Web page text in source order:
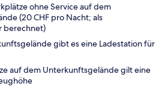
ohne Service auf dem
(20 CHF pro Nacht; als
berechnet)
gibt es eine Ladestation für
auf dem Unterkunftsgelände gilt eine